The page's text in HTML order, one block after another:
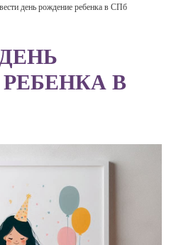
день рождение ребенка в СПб
В